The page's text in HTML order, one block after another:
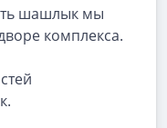
шашлык мы
комплекса.